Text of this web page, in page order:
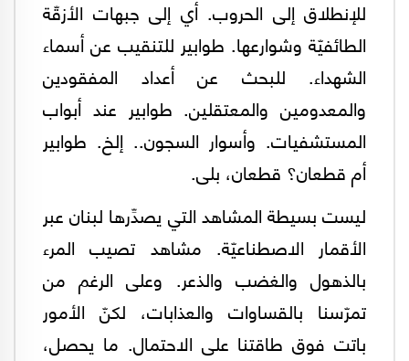
للإنطلاق إلى الحروب. أي إلى جبهات الأزقّة
الطائفيّة وشوارعها. طوابير للتنقيب عن أسماء
الشهداء. للبحث عن أعداد المفقودين
والمعدومين والمعتقلين. طوابير عند أبواب
المستشفيات. وأسوار السجون.. إلخ. طوابير
أم قطعان؟ قطعان، بلى.
ليست بسيطة المشاهد التي يصدِّرها لبنان عبر
الأقمار الاصطناعيّة. مشاهد تصيب المرء
بالذهول والغضب والذعر. وعلى الرغم من
تمرّسنا بالقساوات والعذابات، لكنّ الأمور
باتت فوق طاقتنا على الاحتمال. ما يحصل،